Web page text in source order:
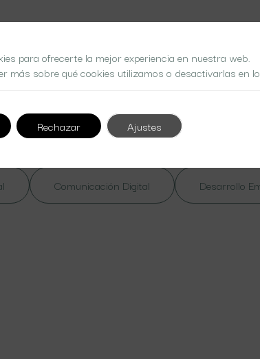
lorem massa
Comunicación Digital Desarrollo
para ofrecerte la mejor experiencia en nuestra web.
más sobre qué cookies utilizamos o desactivarlas en
Rechazar Ajustes